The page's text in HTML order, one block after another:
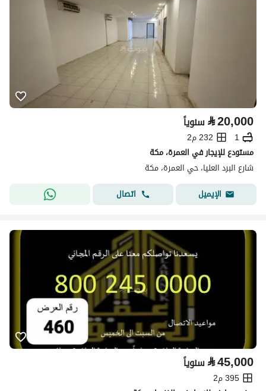
⃁20,000 سنوياً
1
232 م2
مستودع للإيجار في العمرة، مكة
شارع البرد العليا، حي العمرة، مكة
الإيميل
اتصال
⃁45,000 سنوياً
395 م2